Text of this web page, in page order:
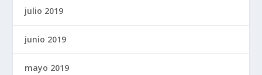
julio 2019
junio 2019
mayo 2019